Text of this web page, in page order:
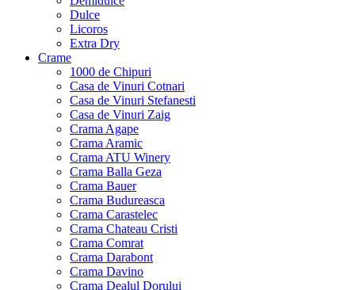
Dulce
Licoros
Extra Dry
Crame
1000 de Chipuri
Casa de Vinuri Cotnari
Casa de Vinuri Stefanesti
Casa de Vinuri Zaig
Crama Agape
Crama Aramic
Crama ATU Winery
Crama Balla Geza
Crama Bauer
Crama Budureasca
Crama Carastelec
Crama Chateau Cristi
Crama Comrat
Crama Darabont
Crama Davino
Crama Dealul Dorului